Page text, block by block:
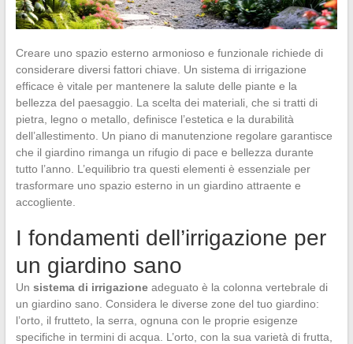
Creare uno spazio esterno armonioso e funzionale richiede di
considerare diversi fattori chiave. Un sistema di irrigazione
efficace è vitale per mantenere la salute delle piante e la
bellezza del paesaggio. La scelta dei materiali, che si tratti di
pietra, legno o metallo, definisce l’estetica e la durabilità
dell’allestimento. Un piano di manutenzione regolare garantisce
che il giardino rimanga un rifugio di pace e bellezza durante
tutto l’anno. L’equilibrio tra questi elementi è essenziale per
trasformare uno spazio esterno in un giardino attraente e
accogliente.
I fondamenti dell’irrigazione per
un giardino sano
Un sistema di irrigazioneadeguato è la colonna vertebrale di
un giardino sano. Considera le diverse zone del tuo giardino:
l’orto, il frutteto, la serra, ognuna con le proprie esigenze
specifiche in termini di acqua. L’orto, con la sua varietà di frutta,